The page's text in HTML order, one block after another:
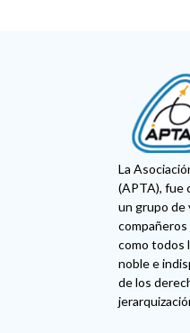
La
(APTA), fue
un grupo de
como todos
noble e
de los